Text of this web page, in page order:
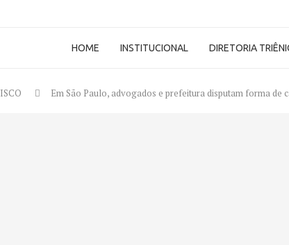
HOME INSTITUCIONAL DIRETORIA
Em São Paulo, advogados e prefeitura disputam forma de